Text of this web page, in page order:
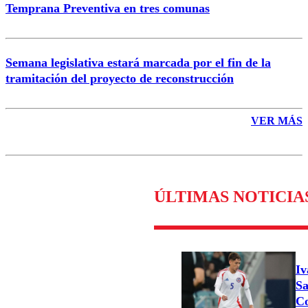
Temprana Preventiva en tres comunas
Semana legislativa estará marcada por el fin de la
tramitación del proyecto de reconstrucción
VER MÁS
ÚLTIMAS